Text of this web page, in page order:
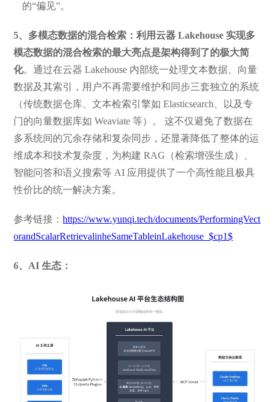
的“偏见”。
5、 多模态数据的混合检索：利用云器 Lakehouse 实现多
模态数据的混合检索的最大亮点是架构得到了的极大简
化。通过在云器 Lakehouse 内部统一处理文本数据、向量
数据及其索引，用户不再需要维护和同步三套独立的系统
（传统数据仓库、文本检索引擎如 Elasticsearch、以及专
门的向量数据库如 Weaviate 等）。 这不仅避免了数据在
多系统间的冗余存储和复杂同步，还显著降低了整体的运
维成本和技术复杂度，为构建 RAG（检索增强生成）、
智能问答和语义搜索等 AI 应用提供了一个高性能且极具
性价比的统一解决方案。
参考链接：https://www.yunqi.tech/documents/PerformingVect
orandScalarRetrievalinheSameTableinLakehouse_$cp1$
6、AI 生态：